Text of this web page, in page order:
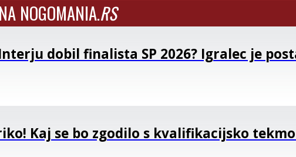
NOGOMANIA.RS
dobil finalista SP 2026? Igralec je
Kaj se bo zgodilo s kvalifikacijsko